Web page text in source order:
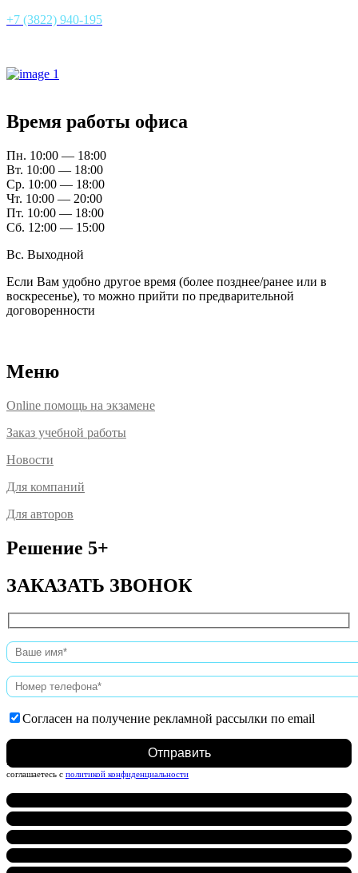
+7 (3822) 940-195
Время работы офиса
Пн. 10:00 — 18:00
Вт. 10:00 — 18:00
Ср. 10:00 — 18:00
Чт. 10:00 — 20:00
Пт. 10:00 — 18:00
Сб. 12:00 — 15:00
Вс. Выходной
Если Вам удобно другое время (более позднее/ранее или в
воскресенье), то можно прийти по предварительной
договоренности
Меню
Online помощь на экзамене
Заказ учебной работы
Новости
Для компаний
Для авторов
Решение 5+
ЗАКАЗАТЬ ЗВОНОК
Согласен на получение рекламной рассылки по email
Нажимая на кнопку, вы даете согласие на обработку персональных данных и
соглашаетесь c политикой конфиденциальности